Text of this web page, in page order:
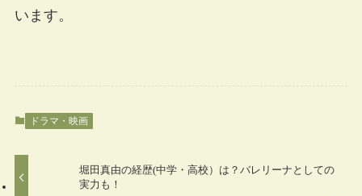
います。
ドラマ・映画
堀田真由の経歴(中学・高校）は？バレリーナとしての
実力も！